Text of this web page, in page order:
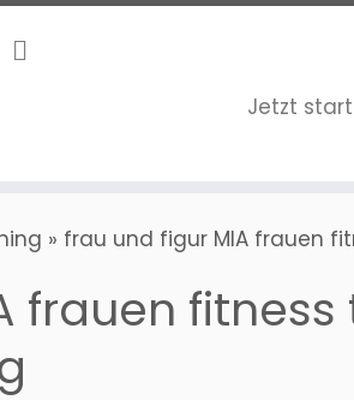
Jetzt
» frau und figur MIA frauen
frauen